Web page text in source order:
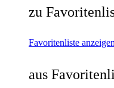
zu
Favoritenliste anzeigen
aus